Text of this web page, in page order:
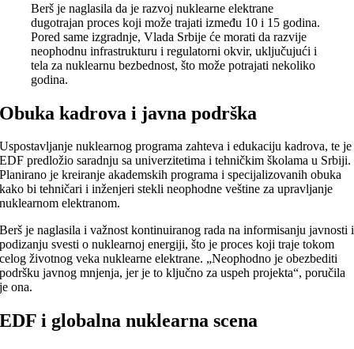
Berš je naglasila da je razvoj nuklearne elektrane
dugotrajan proces koji može trajati između 10 i 15 godina.
Pored same izgradnje, Vlada Srbije će morati da razvije
neophodnu infrastrukturu i regulatorni okvir, uključujući i
tela za nuklearnu bezbednost, što može potrajati nekoliko
godina.
Obuka kadrova i javna podrška
Uspostavljanje nuklearnog programa zahteva i edukaciju kadrova, te je
EDF predložio saradnju sa univerzitetima i tehničkim školama u Srbiji.
Planirano je kreiranje akademskih programa i specijalizovanih obuka
kako bi tehničari i inženjeri stekli neophodne veštine za upravljanje
nuklearnom elektranom.
Berš je naglasila i važnost kontinuiranog rada na informisanju javnosti i
podizanju svesti o nuklearnoj energiji, što je proces koji traje tokom
celog životnog veka nuklearne elektrane. „Neophodno je obezbediti
podršku javnog mnjenja, jer je to ključno za uspeh projekta“, poručila
je ona.
EDF i globalna nuklearna scena